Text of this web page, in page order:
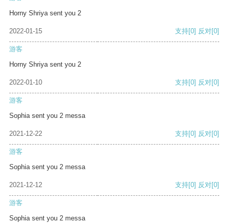
Horny Shriya sent you 2
2022-01-15 支持[0] 反对[0]
游客
Horny Shriya sent you 2
2022-01-10 支持[0] 反对[0]
游客
Sophia sent you 2 messa
2021-12-22 支持[0] 反对[0]
游客
Sophia sent you 2 messa
2021-12-12 支持[0] 反对[0]
游客
Sophia sent you 2 messa